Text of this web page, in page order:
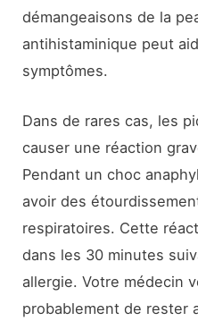
démangeaisons de la
antihistaminique peut
symptômes.
Dans de rares cas, les
causer une réaction
Pendant un choc
avoir des
respiratoires. Cette
dans les 30 minutes
allergie. Votre médecin
probablement de rester